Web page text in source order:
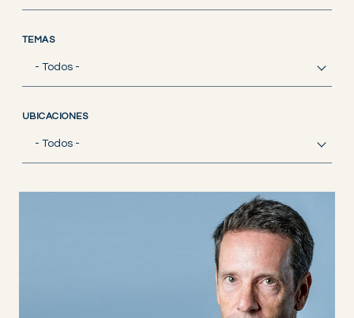
TEMAS
- Todos -
UBICACIONES
- Todos -